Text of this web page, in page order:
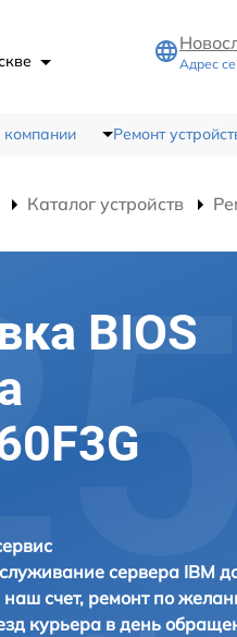
Адрес
Ремонт
Каталог устройств
BIOS
сервера IBM
счет, ремонт по
курьера в день